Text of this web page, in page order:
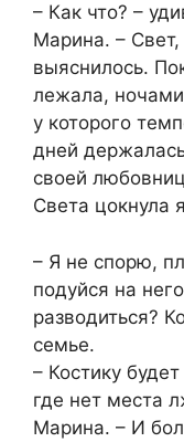
– Как что? –
Марина. –
выяснилось.
лежала, ночами
у которого
дней
своей
Света цокнула
– Я не спорю,
подуйся на
разводиться?
семье.
– Костику
где нет места
Марина. – И